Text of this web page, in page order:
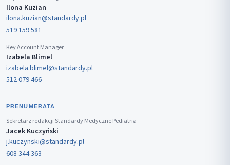
Ilona Kuzian
ilona.kuzian@standardy.pl
519 159 581
Key Account Manager
Izabela Blimel
izabela.blimel@standardy.pl
512 079 466
PRENUMERATA
Sekretarz redakcji Standardy Medyczne Pediatria
Jacek Kuczyński
j.kuczynski@standardy.pl
608 344 363